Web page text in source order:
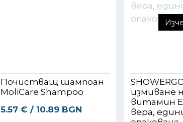
Почистващ шампоан
MoliCare Shampoo
5.57€ / 10.89 BGN
измиване
витамин Е
вера,